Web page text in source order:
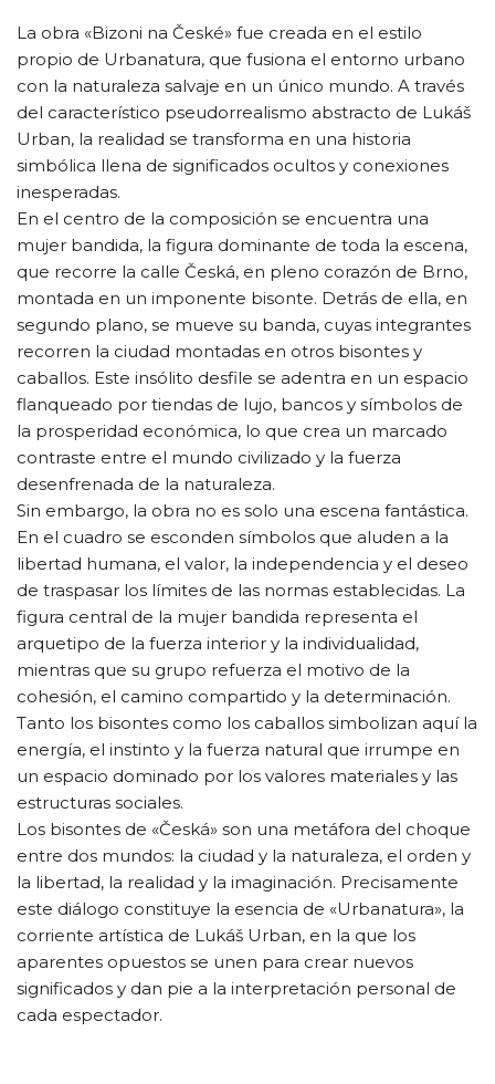
La obra «Bizoni na České» fue creada en el estilo
propio de Urbanatura, que fusiona el entorno urbano
con la naturaleza salvaje en un único mundo. A través
del característico pseudorrealismo abstracto de Lukáš
Urban, la realidad se transforma en una historia
simbólica llena de significados ocultos y conexiones
inesperadas.
En el centro de la composición se encuentra una
mujer bandida, la figura dominante de toda la escena,
que recorre la calle Česká, en pleno corazón de Brno,
montada en un imponente bisonte. Detrás de ella, en
segundo plano, se mueve su banda, cuyas integrantes
recorren la ciudad montadas en otros bisontes y
caballos. Este insólito desfile se adentra en un espacio
flanqueado por tiendas de lujo, bancos y símbolos de
la prosperidad económica, lo que crea un marcado
contraste entre el mundo civilizado y la fuerza
desenfrenada de la naturaleza.
Sin embargo, la obra no es solo una escena fantástica.
En el cuadro se esconden símbolos que aluden a la
libertad humana, el valor, la independencia y el deseo
de traspasar los límites de las normas establecidas. La
figura central de la mujer bandida representa el
arquetipo de la fuerza interior y la individualidad,
mientras que su grupo refuerza el motivo de la
cohesión, el camino compartido y la determinación.
Tanto los bisontes como los caballos simbolizan aquí la
energía, el instinto y la fuerza natural que irrumpe en
un espacio dominado por los valores materiales y las
estructuras sociales.
Los bisontes de «Česká» son una metáfora del choque
entre dos mundos: la ciudad y la naturaleza, el orden y
la libertad, la realidad y la imaginación. Precisamente
este diálogo constituye la esencia de «Urbanatura», la
corriente artística de Lukáš Urban, en la que los
aparentes opuestos se unen para crear nuevos
significados y dan pie a la interpretación personal de
cada espectador.